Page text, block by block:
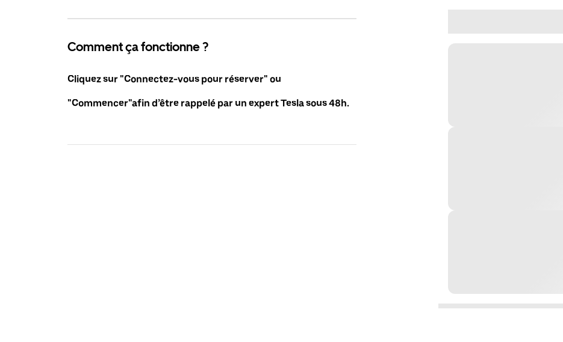
Comment ça fonctionne ?
Cliquez sur "Connectez-vous pour réserver" ou
"Commencer"afin d’être rappelé par un expert Tesla sous 48h.